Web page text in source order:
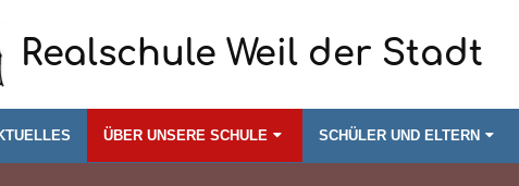
Realschule Weil der Stadt
ÜBER UNSERE SCHULE SCHÜLER UND ELTERN